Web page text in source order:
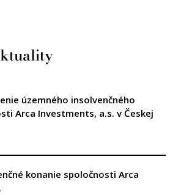
územného insolvenčného
Arca Investments, a.s. v Českej
konanie spoločnosti Arca